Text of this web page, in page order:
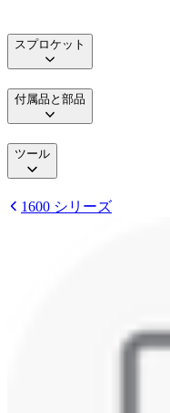
スプロケット
付属品と部品
ツール
1600 シリーズ